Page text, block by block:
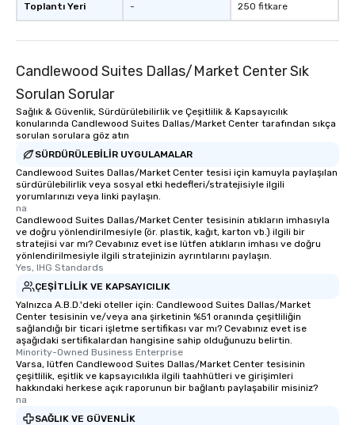
Toplantı Yeri - 250 fitkare
Candlewood Suites Dallas/Market Center Sık
Sorulan Sorular
Sağlık & Güvenlik, Sürdürülebilirlik ve Çeşitlilik & Kapsayıcılık
konularında Candlewood Suites Dallas/Market Center tarafından sıkça
sorulan sorulara göz atın
SÜRDÜRÜLEBILIR UYGULAMALAR
Candlewood Suites Dallas/Market Center tesisi için kamuyla paylaşılan
sürdürülebilirlik veya sosyal etki hedefleri/stratejisiyle ilgili
yorumlarınızı veya linki paylaşın.
na
Candlewood Suites Dallas/Market Center tesisinin atıkların imhasıyla
ve doğru yönlendirilmesiyle (ör. plastik, kağıt, karton vb.) ilgili bir
stratejisi var mı? Cevabınız evet ise lütfen atıkların imhası ve doğru
yönlendirilmesiyle ilgili stratejinizin ayrıntılarını paylaşın.
Yes, IHG Standards
ÇEŞITLILIK VE KAPSAYICILIK
Yalnızca A.B.D.'deki oteller için: Candlewood Suites Dallas/Market
Center tesisinin ve/veya ana şirketinin %51 oranında çeşitliliğin
sağlandığı bir ticari işletme sertifikası var mı? Cevabınız evet ise
aşağıdaki sertifikalardan hangisine sahip olduğunuzu belirtin.
Minority-Owned Business Enterprise
Varsa, lütfen Candlewood Suites Dallas/Market Center tesisinin
çeşitlilik, eşitlik ve kapsayıcılıkla ilgili taahhütleri ve girişimleri
hakkındaki herkese açık raporunun bir bağlantı paylaşabilir misiniz?
na
SAĞLIK VE GÜVENLIK